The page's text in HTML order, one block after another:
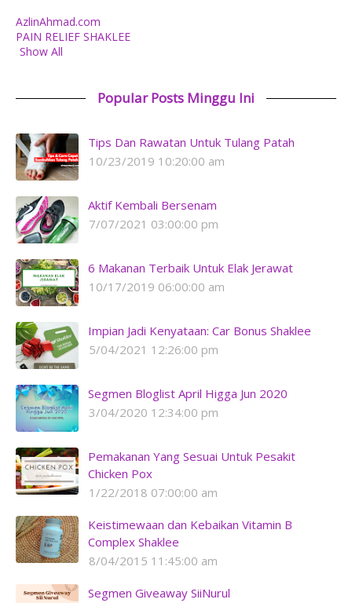
AzlinAhmad.com
PAIN RELIEF SHAKLEE
Show All
Popular Posts Minggu Ini
Tips Dan Rawatan Untuk Tulang Patah
10/23/2019 10:20:00 am
Aktif Kembali Bersenam
7/07/2021 03:00:00 pm
6 Makanan Terbaik Untuk Elak Jerawat
10/17/2019 06:00:00 am
Impian Jadi Kenyataan: Car Bonus Shaklee
5/04/2021 12:26:00 pm
Segmen Bloglist April Higga Jun 2020
3/04/2020 12:34:00 pm
Pemakanan Yang Sesuai Untuk Pesakit
Chicken Pox
1/22/2018 07:00:00 am
Keistimewaan dan Kebaikan Vitamin B
Complex Shaklee
8/04/2015 11:45:00 am
Segmen Giveaway SiiNurul